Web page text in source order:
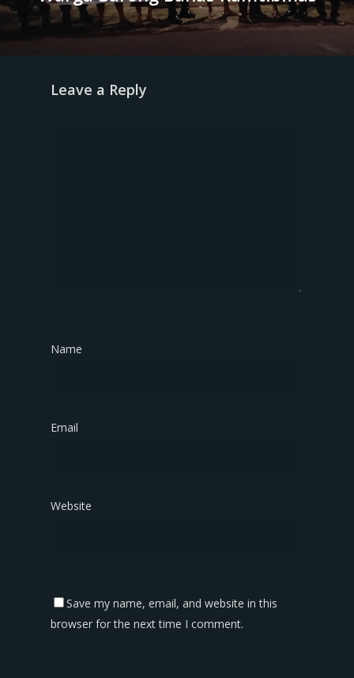
Leave a Reply
Name
Email
Website
Save my name, email, and website in this
browser for the next time I comment.